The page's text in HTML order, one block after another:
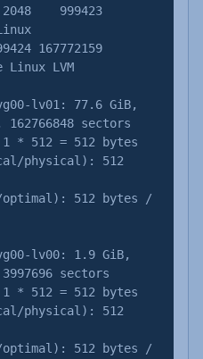
999423
167772159
Linux LVM
lv01: 77.6 GiB,
162766848 sectors
* 512 = 512 bytes
physical): 512
optimal): 512 bytes /
lv00: 1.9 GiB,
sectors
* 512 = 512 bytes
physical): 512
optimal): 512 bytes /